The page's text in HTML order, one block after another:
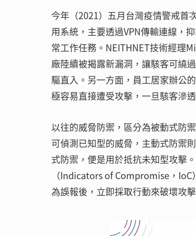
今年（2021）五月台灣疫情警戒首
用系統，主要透過VPN傳輸連線，
常工作任務。NEITHNET技術經理
廠陸續被揭露新漏洞，讓駭客可繞
驅直入。另一方面，員工居家辦公
極容易直接遭受攻擊，一旦駭客滲
以往的威脅防禦，區分為被動式防
可偵測已知型的威脅，主動式防禦
式防禦，便是用於抵抗未知型攻擊
（Indicators of Compromise，
為誤報後，立即採取行動來破壞攻